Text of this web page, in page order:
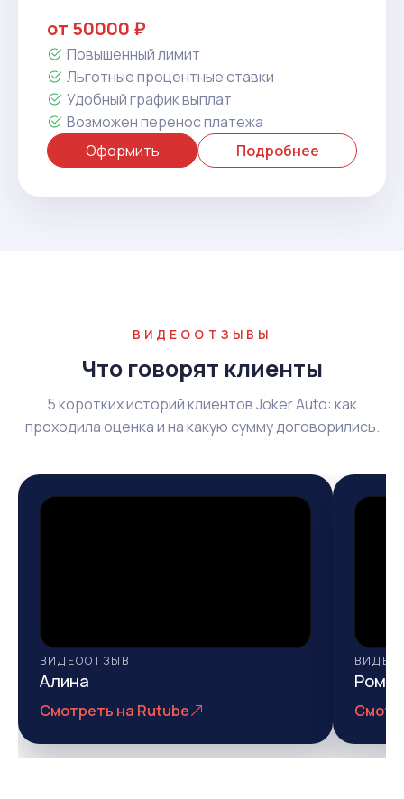
от 50000 ₽
Повышенный лимит
Льготные процентные ставки
Удобный график выплат
Возможен перенос платежа
Оформить
Подробнее
ВИДЕООТЗЫВЫ
Что говорят клиенты
5 коротких историй клиентов Joker Auto: как
проходила оценка и на какую сумму договорились.
ВИДЕООТЗЫВ
Алина
Смотреть на Rutube